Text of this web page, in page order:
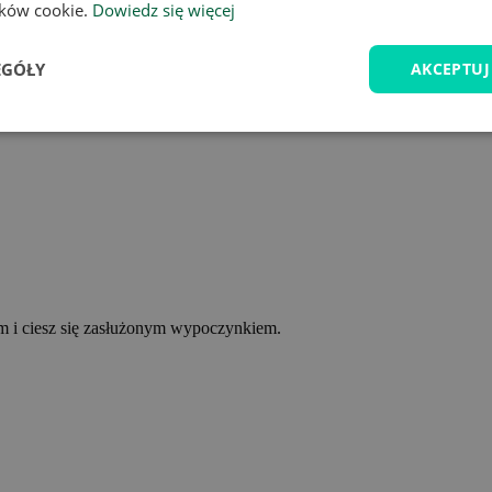
i ciesz się zasłużonym wypoczynkiem.
cookie. Dowiedz się więcej